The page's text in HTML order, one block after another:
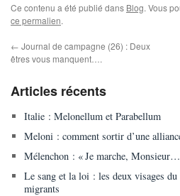
Ce contenu a été publié dans Blog. Vous
ce permalien.
← Journal de campagne (26) : Deux
êtres vous manquent….
Articles récents
Italie : Melonellum et Parabellum
Meloni : comment sortir d’une
Mélenchon : « Je marche,
Le sang et la loi : les deux visages du
migrants